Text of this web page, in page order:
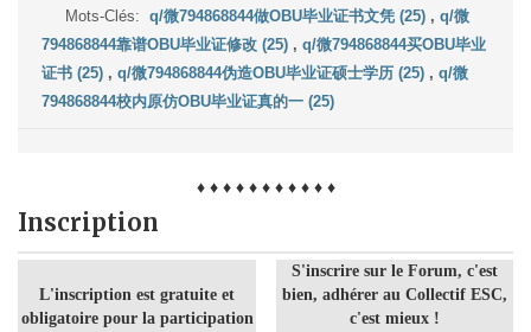
Mots-Clés:q/微794868844做OBU毕业证书文凭 (25) , q/微
794868844靠谱OBU毕业证修改 (25) , q/微794868844买OBU毕业
证书 (25) , q/微794868844伪造OBU毕业证硕士学历 (25) , q/微
794868844校内原仿OBU毕业证真的一 (25)
♦ ♦ ♦ ♦ ♦ ♦ ♦ ♦ ♦ ♦ ♦
Inscription
L'inscription est gratuite et
obligatoire pour la participation
S'inscrire sur le Forum, c'est
bien, adhérer au Collectif ESC,
c'est mieux !